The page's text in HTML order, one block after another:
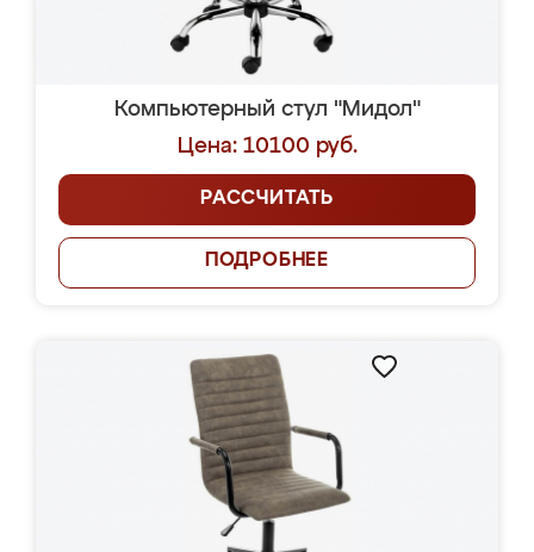
Компьютерный стул "Мидол"
Цена: 10100 руб.
РАССЧИТАТЬ
ПОДРОБНЕЕ